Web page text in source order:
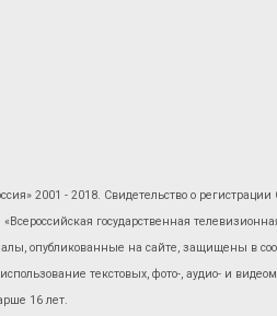
2001 - 2018. Свидетельство о
«Всероссийская государственная
опубликованные на сайте, защищены в
текстовых, фото-, аудио- и
16 лет.